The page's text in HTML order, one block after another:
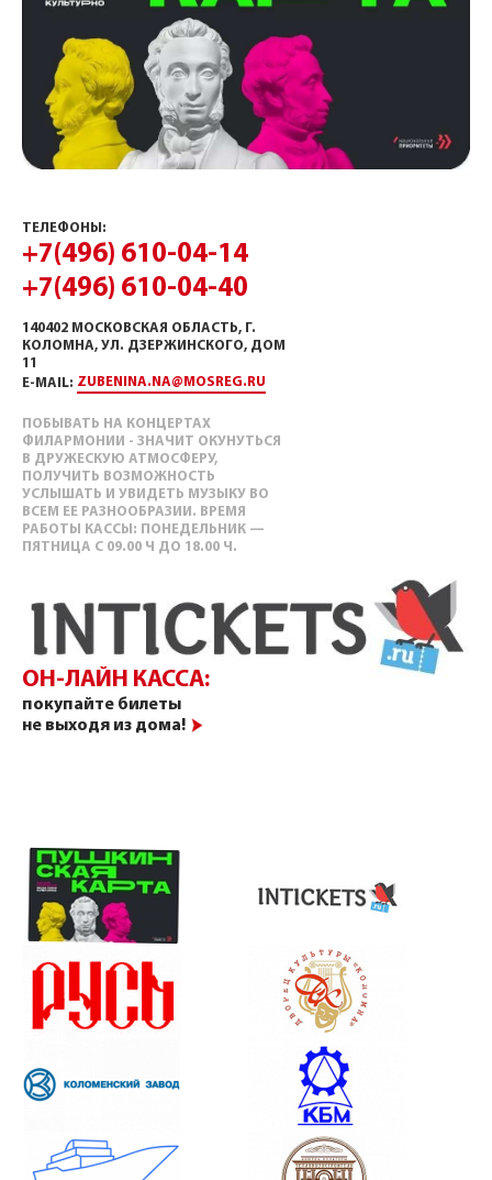
ТЕЛЕФОНЫ:
+7(496) 610-04-14
+7(496) 610-04-40
140402 МОСКОВСКАЯ ОБЛАСТЬ, Г.
КОЛОМНА, УЛ. ДЗЕРЖИНСКОГО, ДОМ
11
E-MAIL: ZUBENINA.NA@MOSREG.RU
ПОБЫВАТЬ НА КОНЦЕРТАХ
ФИЛАРМОНИИ - ЗНАЧИТ ОКУНУТЬСЯ
В ДРУЖЕСКУЮ АТМОСФЕРУ,
ПОЛУЧИТЬ ВОЗМОЖНОСТЬ
УСЛЫШАТЬ И УВИДЕТЬ МУЗЫКУ ВО
ВСЕМ ЕЕ РАЗНООБРАЗИИ. ВРЕМЯ
РАБОТЫ КАССЫ: ПОНЕДЕЛЬНИК —
ПЯТНИЦА С 09.00 Ч ДО 18.00 Ч.
ОН-ЛАЙН КАССА:
покупайте билеты
не выходя из дома!